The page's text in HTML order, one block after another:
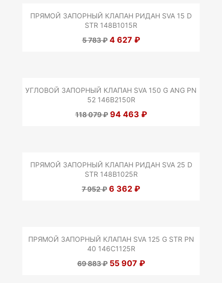
ПРЯМОЙ ЗАПОРНЫЙ КЛАПАН РИДАН SVA 15 D
STR 148B1015R
5 783 ₽ 4 627 ₽
УГЛОВОЙ ЗАПОРНЫЙ КЛАПАН SVA 150 G ANG PN
52 146B2150R
118 079 ₽ 94 463 ₽
ПРЯМОЙ ЗАПОРНЫЙ КЛАПАН РИДАН SVA 25 D
STR 148B1025R
7 952 ₽ 6 362 ₽
ПРЯМОЙ ЗАПОРНЫЙ КЛАПАН SVA 125 G STR PN
40 146C1125R
69 883 ₽ 55 907 ₽